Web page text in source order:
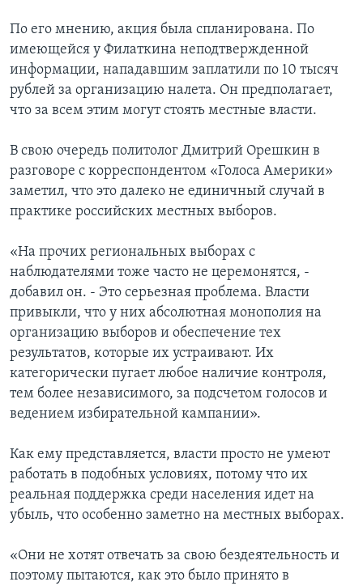
По его мнению, акция была спланирована. По
имеющейся у Филаткина неподтвержденной
информации, нападавшим заплатили по 10 тысяч
рублей за организацию налета. Он предполагает,
что за всем этим могут стоять местные власти.
В свою очередь политолог Дмитрий Орешкин в
разговоре с корреспондентом «Голоса Америки»
заметил, что это далеко не единичный случай в
практике российских местных выборов.
«На прочих региональных выборах с
наблюдателями тоже часто не церемонятся, -
добавил он. - Это серьезная проблема. Власти
привыкли, что у них абсолютная монополия на
организацию выборов и обеспечение тех
результатов, которые их устраивают. Их
категорически пугает любое наличие контроля,
тем более независимого, за подсчетом голосов и
ведением избирательной кампании».
Как ему представляется, власти просто не умеют
работать в подобных условиях, потому что их
реальная поддержка среди населения идет на
убыль, что особенно заметно на местных выборах.
«Они не хотят отвечать за свою бездеятельность и
поэтому пытаются, как это было принято в